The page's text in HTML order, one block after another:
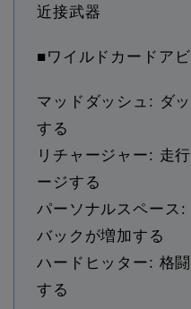
近接武器
■ワイルドカードア
マッドダッシュ: ダ
する
リチャージャー: 走
ージする
パーソナルスペース:
バックが増加する
ハードヒッター: 格
する